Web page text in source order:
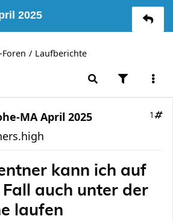
2025
Laufberichte
MA April 2025 1
kann ich auf
Fall auch unter der
laufen